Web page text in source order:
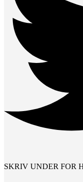
SKRIV UNDER FOR